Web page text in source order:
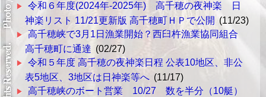
令和６年度(2024年-2025年) 高千穂の夜神楽 日
神楽リスト 11/21更新版 高千穂町ＨＰで公開 (11/23)
高千穂峡で3月1日漁業開始？西臼杵漁業協同組合
高千穂町に通達 (02/27)
令和５年度 高千穂の夜神楽日程 公表10地区、非公
表5地区、3地区は日神楽等へ (11/17)
高千穂峡のボート営業 10/27 数を半分（10艇）